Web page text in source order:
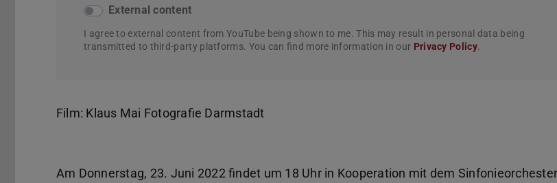
External content
I agree to external content from YouTube being shown to me. This may result in personal data being
transmitted to third-party platforms. You can find more information in our Privacy Policy.
Film: Klaus Mai Fotografie Darmstadt
Am Donnerstag, 23. Juni 2022 findet um 18 Uhr in Kooperation mit dem